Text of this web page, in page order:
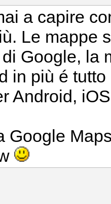
a capire
Le mappe
Google, la
in più é tutto
Android,
Google